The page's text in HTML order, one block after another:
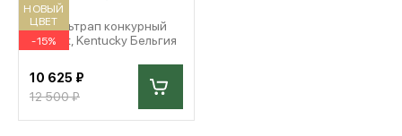
НОВЫЙ
ЦВЕТ
-15%
Вальтрап конкурный
Velvet, Kentucky Бельгия
10 625 ₽
12 500 ₽